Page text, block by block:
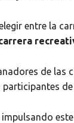
entre la
de las
participantes